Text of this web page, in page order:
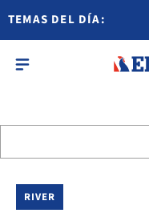
TEMAS DEL DÍA:
RIVER